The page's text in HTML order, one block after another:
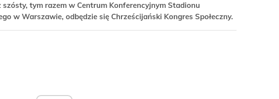
szósty, tym razem w Centrum Konferencyjnym Stadionu
w Warszawie, odbędzie się Chrześcijański Kongres Społeczny.